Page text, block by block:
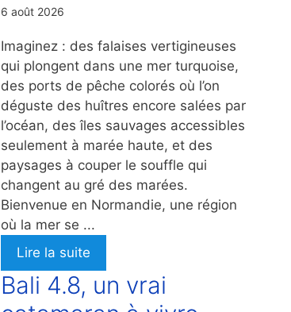
6 août 2026
Imaginez : des falaises vertigineuses
qui plongent dans une mer turquoise,
des ports de pêche colorés où l’on
déguste des huîtres encore salées par
l’océan, des îles sauvages accessibles
seulement à marée haute, et des
paysages à couper le souffle qui
changent au gré des marées.
Bienvenue en Normandie, une région
où la mer se ...
Lire la suite
Bali 4.8, un vrai